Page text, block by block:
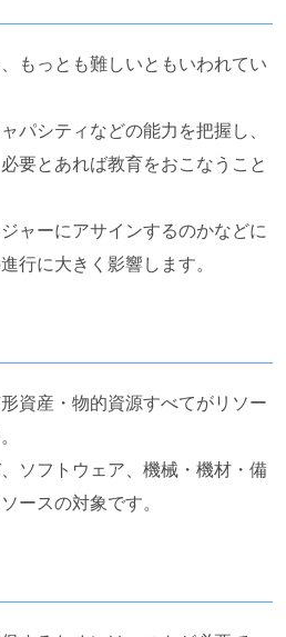
もっとも難しいともいわれてい
パシティなどの能力を把握し、
要とあれば教育をおこなうこと
ャーにアサインするのかなどに
行に大きく影響します。
資産・物的資源すべてがリソー
ソフトウェア、機械・機材・備
ースの対象です。